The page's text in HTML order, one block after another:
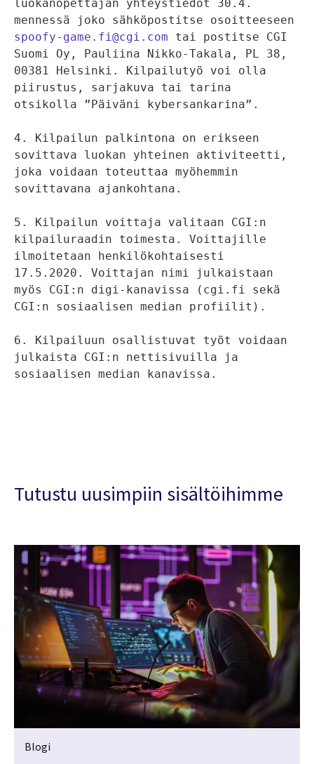
luokanopettajan yhteystiedot 30.4.
spoofy-game.fi@cgi.com tai postitse CGI
Suomi Oy, Pauliina Nikko-Takala, PL 38,
00381 Helsinki. Kilpailutyö voi olla
piirustus, sarjakuva tai tarina
otsikolla ”Päiväni kybersankarina”.
4. Kilpailun palkintona on erikseen
sovittava luokan yhteinen aktiviteetti,
joka voidaan toteuttaa myöhemmin
sovittavana ajankohtana.
5. Kilpailun voittaja valitaan CGI:n
kilpailuraadin toimesta. Voittajille
ilmoitetaan henkilökohtaisesti
17.5.2020. Voittajan nimi julkaistaan
myös CGI:n digi-kanavissa (cgi.fi sekä
CGI:n sosiaalisen median profiilit).
6. Kilpailuun osallistuvat työt voidaan
julkaista CGI:n nettisivuilla ja
sosiaalisen median kanavissa.
Tutustu uusimpiin sisältöihimme
Blogi